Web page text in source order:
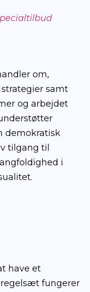
om,
samt
og arbejdet
demokratisk
tilgang til
i
have et
fungerer